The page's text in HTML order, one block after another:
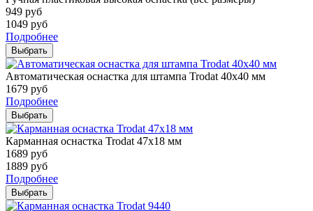
949 руб
1049 руб
Подробнее
Выбрать
Автоматическая оснастка для штампа Trodat 40х40 мм
1679 руб
Подробнее
Выбрать
Карманная оснастка Trodat 47х18 мм
1689 руб
1889 руб
Подробнее
Выбрать